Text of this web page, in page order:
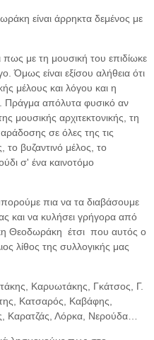
είναι άρρηκτα δεμένος με
πως με τη μουσική του επιδίωκε
Όμως είναι εξίσου αλήθεια ότι
μέλους και λόγου και η
Πράγμα απόλυτα φυσικό αν
μουσικής αρχιτεκτονικής, τη
σε όλες της τις
το βυζαντινό μέλος, το
σ' ένα καινοτόμο
πια να τα διαβάσουμε
και να κυλήσει γρήγορα από
Θεοδωράκη έτσι που αυτός ο
λίθος της συλλογικής μας
Καρυωτάκης, Γκάτσος, Γ.
Κατσαρός, Καβάφης,
Καρατζάς, Λόρκα, Νερούδα…